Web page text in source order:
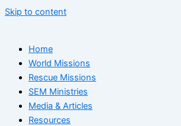
Skip to content
Home
World Missions
Rescue Missions
SEM Ministries
Media & Articles
Resources